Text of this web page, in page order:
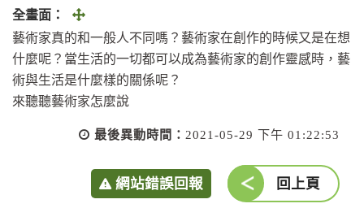
全畫面：
全
畫
面
(另
開
窗)
藝術家真的和一般人不同嗎？藝術家在創作的時候又是在想
什麼呢？當生活的一切都可以成為藝術家的創作靈感時，藝
術與生活是什麼樣的關係呢？
來聽聽藝術家怎麼說
最後異動時間： 2021-05-29 下午 01:22:53
網站錯誤回報 回上頁